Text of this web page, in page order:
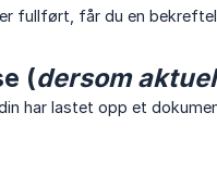
fullført, får du en
(dersom
har lastet opp et